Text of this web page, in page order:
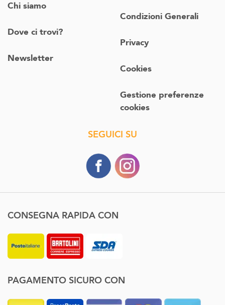
Chi siamo
Dove ci trovi?
Newsletter
Condizioni Generali
Privacy
Cookies
Gestione preferenze
cookies
SEGUICI SU
CONSEGNA RAPIDA CON
PAGAMENTO SICURO CON